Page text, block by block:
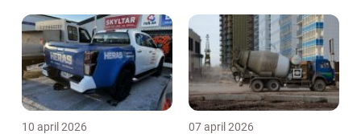
10 april 2026 07 april 2026